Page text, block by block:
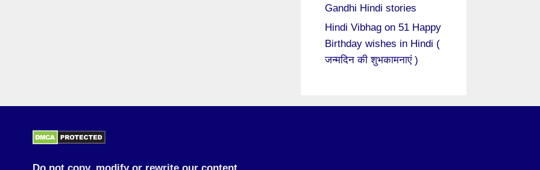
Gandhi Hindi stories
Hindi Vibhag on 51 Happy
Birthday wishes in Hindi (
जन्मदिन की शुभकामनाएं )